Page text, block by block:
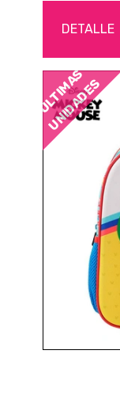
DETALLE
ÚLTIMAS
UNIDADES